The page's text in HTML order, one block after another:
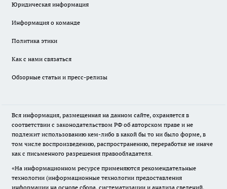
Юридическая информация
Информация о команде
Политика этики
Как с нами связаться
Обзорные статьи и пресс-релизы
Вся информация, размещенная на данном сайте, охраняется в
соответствии с законодательством РФ об авторском праве и не
подлежит использованию кем-либо в какой бы то ни было форме, в
том числе воспроизведению, распространению, переработке не иначе
как с письменного разрешения правообладателя.
«На информационном ресурсе применяются рекомендательные
технологии (информационные технологии предоставления
информации на основе сбора, систематизации и анализа сведений,